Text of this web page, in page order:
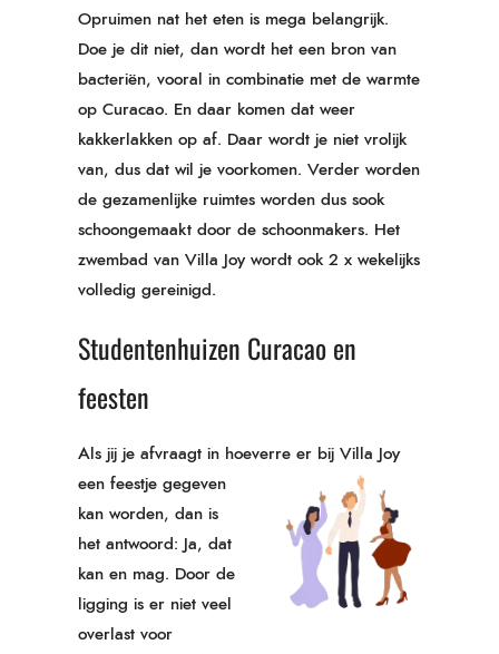
Opruimen nat het eten is mega belangrijk.
Doe je dit niet, dan wordt het een bron van
bacteriën, vooral in combinatie met de warmte
op Curacao. En daar komen dat weer
kakkerlakken op af. Daar wordt je niet vrolijk
van, dus dat wil je voorkomen. Verder worden
de gezamenlijke ruimtes worden dus sook
schoongemaakt door de schoonmakers. Het
zwembad van Villa Joy wordt ook 2 x wekelijks
volledig gereinigd.
Studentenhuizen Curacao en
feesten
Als jij je afvraagt in hoeverre er bij Villa Joy
een feestje gegeven
kan worden, dan is
het antwoord: Ja, dat
kan en mag. Door de
ligging is er niet veel
overlast voor